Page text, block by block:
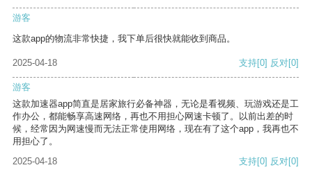
游客
这款app的物流非常快捷，我下单后很快就能收到商品。
2025-04-18 支持[0] 反对[0]
游客
这款加速器app简直是居家旅行必备神器，无论是看视频、玩游戏还是工
作办公，都能畅享高速网络，再也不用担心网速卡顿了。以前出差的时
候，经常因为网速慢而无法正常使用网络，现在有了这个app，我再也不
用担心了。
2025-04-18
支持[0] 反对[0]